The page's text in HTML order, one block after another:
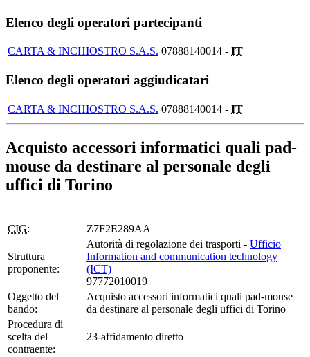
Elenco degli operatori partecipanti
CARTA & INCHIOSTRO S.A.S. 07888140014 - IT
Elenco degli operatori aggiudicatari
CARTA & INCHIOSTRO S.A.S. 07888140014 - IT
Acquisto accessori informatici quali pad-
mouse da destinare al personale degli
uffici di Torino
CIG: Z7F2E289AA
Struttura
proponente:
Autorità di regolazione dei trasporti - Ufficio
Information and communication technology
(ICT)
97772010019
Oggetto del
bando:
Acquisto accessori informatici quali pad-mouse
da destinare al personale degli uffici di Torino
Procedura di
scelta del
contraente:
23-affidamento diretto